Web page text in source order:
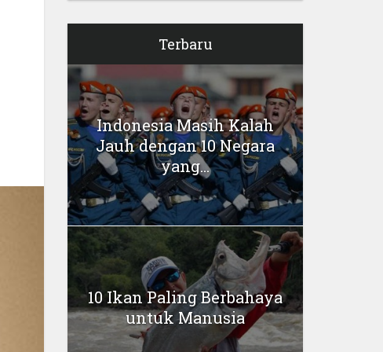
Terbaru
Indonesia Masih Kalah
Jauh dengan 10 Negara
yang...
10 Ikan Paling Berbahaya
untuk Manusia